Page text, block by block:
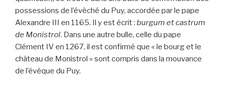
possessions de l’évêché du Puy, accordée par le pape
Alexandre III en 1165. Il y est écrit : burgum et castrum
de Monistrol. Dans une autre bulle, celle du pape
Clément IV en 1267, il est confirmé que « le bourg et le
château de Monistrol » sont compris dans la mouvance
de l’évêque du Puy.